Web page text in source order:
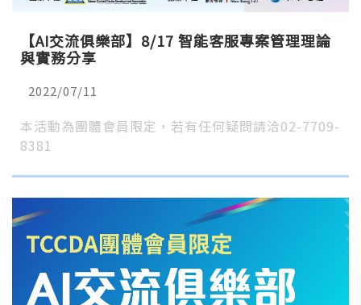
【AI交流俱樂部】8/17 智能客服專案管理理論
與實務分享
2022/07/11
本活動為團體會員限定，若有任何疑問請洽02-7709-
8381